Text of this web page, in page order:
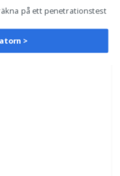
på ett penetrationstest
>